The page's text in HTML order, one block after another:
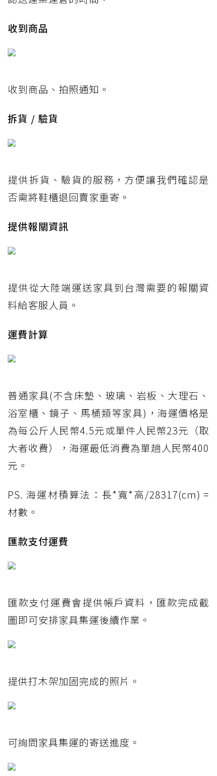
收到商品
收到商品、拍照通知。
拆貨 / 驗貨
提供拆貨、驗貨的服務，方便讓我們確認是
否需將鞋櫃退回賣家重寄。
提供報關資訊
提供從大陸端運送家具到台灣需要的報關資
料給客服人員。
運費計算
普通家具(不含床墊、玻璃、岩板、大理石、
浴室櫃、鏡子、馬桶類等家具)，海運價格是
為每公斤人民幣4.5元或單件人民幣23元（取
大者收費），海運最低消費為單趟人民幣400
元。
PS. 海運材積算法：長*寬*高/28317(cm) =
材數。
匯款支付運費
匯款支付運費會提供帳戶資料，匯款完成截
圖即可安排家具集運後續作業。
提供打木架加固完成的照片。
可詢問家具集運的寄送進度。